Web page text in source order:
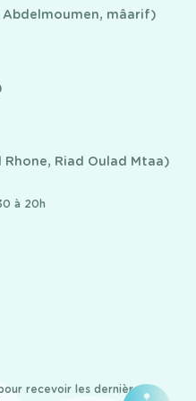
mâarif)
Riad Oulad Mtaa)
à 20h
recevoir les dernières